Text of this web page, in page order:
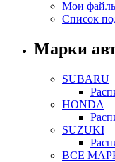
Мои
Список
Марки
SUBARU
HONDA
SUZUKI
ВСЕ